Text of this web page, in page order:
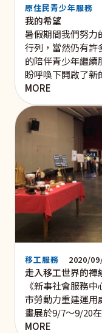
原住民青少年服務
我的希望
暑假期間我們努力
行列，當然仍有許
的陪伴青少年繼續
盼呼喚下開啟了新
MORE
移工服務 2020/
走入移工世界的禪
《新事社會服務
市勞動力重建運用
畫展於9/7～9/20
MORE